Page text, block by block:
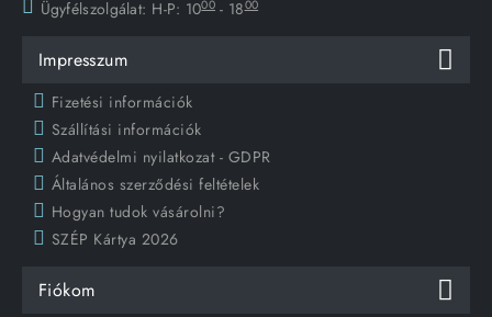
Ügyfélszolgálat: H-P: 1000 - 1800
Impresszum
Fizetési információk
Szállítási információk
Adatvédelmi nyilatkozat - GDPR
Általános szerződési feltételek
Hogyan tudok vásárolni?
SZÉP Kártya 2026
Fiókom